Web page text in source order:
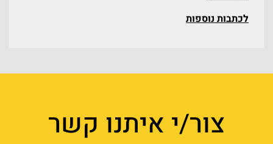
לכתבות נוספות
צור/י איתנו קשר